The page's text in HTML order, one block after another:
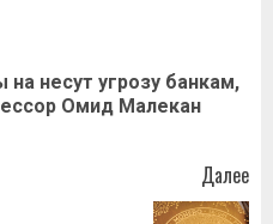
на несут угрозу банкам,
Омид Малекан
Далее